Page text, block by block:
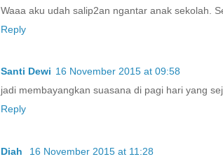
Waaa aku udah salip2an ngantar anak sekolah.
Reply
Santi Dewi 16 November 2015 at 09:58
jadi membayangkan suasana di pagi hari yang
Reply
Diah 16 November 2015 at 11:28